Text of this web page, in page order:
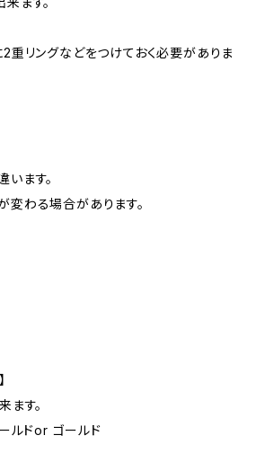
重リングなどをつけておく必要がありま
ます。
変わる場合があります。
ます。
ールドor ゴールド